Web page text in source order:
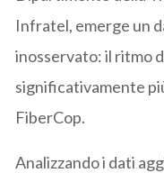
Infratel, emerge un
inosservato: il ritmo
significativamente
FiberCop.
Analizzando i dati